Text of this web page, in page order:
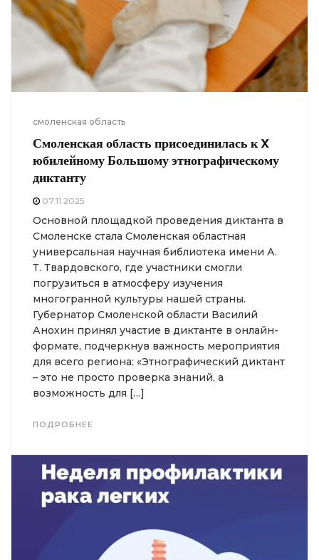
смоленская область
Смоленская область присоединилась к X
юбилейному Большому этнографическому
диктанту
07.11.2025
Основной площадкой проведения диктанта в
Смоленске стала Смоленская областная
универсальная научная библиотека имени А.
Т. Твардовского, где участники смогли
погрузиться в атмосферу изучения
многогранной культуры нашей страны.
Губернатор Смоленской области Василий
Анохин принял участие в диктанте в онлайн-
формате, подчеркнув важность мероприятия
для всего региона: «Этнографический диктант
– это не просто проверка знаний, а
возможность для […]
ПОДРОБНЕЕ